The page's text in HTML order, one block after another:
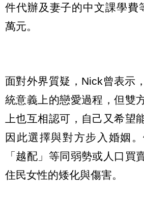
件代辦及妻子的中文課學費
萬元。
面對外界質疑，Nick曾表示
統意義上的戀愛過程，但雙
上也互相認可，自己又希望
因此選擇與對方步入婚姻
「越配」等同弱勢或人口買
住民女性的矮化與傷害。